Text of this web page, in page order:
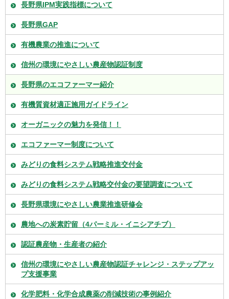
長野県IPM実践指標について
長野県GAP
有機農業の推進について
信州の環境にやさしい農産物認証制度
長野県のエコファーマー紹介
有機質資材適正施用ガイドライン
オーガニックの魅力を発信！！
エコファーマー制度について
みどりの食料システム戦略推進交付金
みどりの食料システム戦略交付金の要望調査について
長野県環境にやさしい農業推進研修会
農地への炭素貯留（4パーミル・イニシアチブ）
認証農産物・生産者の紹介
信州の環境にやさしい農産物認証チャレンジ・ステップアッ
プ支援事業
化学肥料・化学合成農薬の削減技術の事例紹介